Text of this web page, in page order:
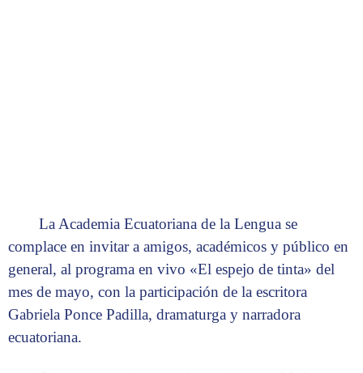
La Academia Ecuatoriana de la Lengua se
complace en invitar a amigos, académicos y público en
general, al programa en vivo «El espejo de tinta» del
mes de mayo, con la participación de la escritora
Gabriela Ponce Padilla, dramaturga y narradora
ecuatoriana.